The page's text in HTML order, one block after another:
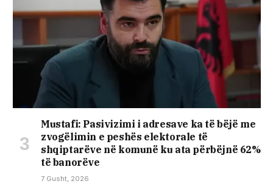
Mustafi: Pasivizimi i adresave ka të bëjë me
zvogëlimin e peshës elektorale të
shqiptarëve në komunë ku ata përbëjnë 62%
të banorëve
7 Gusht, 2026